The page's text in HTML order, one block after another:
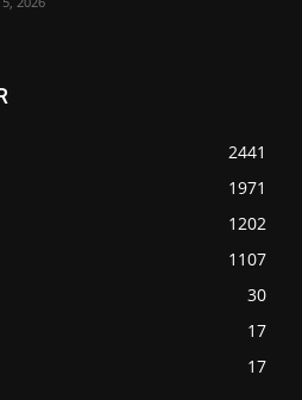
2441
1971
1202
1107
30
17
17